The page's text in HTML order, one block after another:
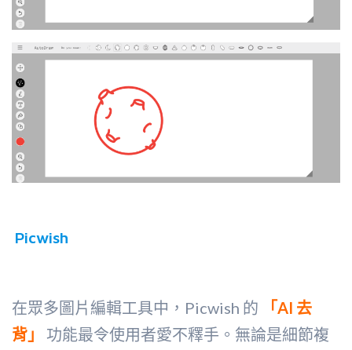
Picwish
在眾多圖片編輯工具中，Picwish 的
「AI 去
背」
功能最令使用者愛不釋手。無論是細節複